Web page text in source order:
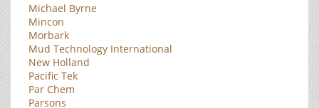
Michael Byrne
Mincon
Morbark
Mud Technology International
New Holland
Pacific Tek
Par Chem
Parsons